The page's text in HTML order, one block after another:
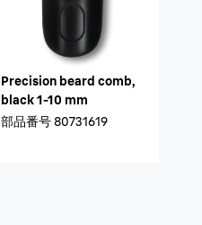
Precision beard comb,
black 1-10 mm
部品番号80731619